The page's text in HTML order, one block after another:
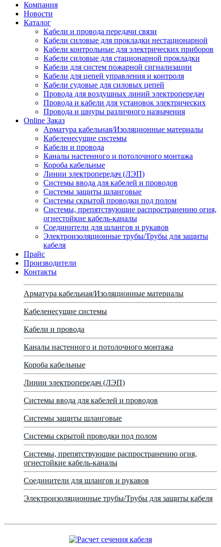
Компания
Новости
Каталог
Кабели и провода передачи связи
Кабели силовые для прокладки нестационарной
Кабели контрольные для электрических приборов
Кабели силовые для стационарной прокладки
Кабели для систем пожарной сигнализации
Кабели для цепей управления и контроля
Кабели судовые для силовых цепей
Провода для воздушных линий электропередач
Провода и кабели для установок электрических
Провода и шнуры различного назначения
Online Заказ
Арматура кабельная/Изоляционные материалы
Кабеленесущие системы
Кабели и провода
Каналы настенного и потолочного монтажа
Короба кабельные
Линии электропередач (ЛЭП)
Системы ввода для кабелей и проводов
Системы защиты шланговые
Системы скрытой проводки под полом
Системы, препятствующие распространению огня,
огнестойкие кабель-каналы
Соединители для шлангов и рукавов
Электроизоляционные трубы/Трубы для защиты
кабеля
Прайс
Производители
Контакты
Арматура кабельная/Изоляционные материалы
Кабеленесущие системы
Кабели и провода
Каналы настенного и потолочного монтажа
Короба кабельные
Линии электропередач (ЛЭП)
Системы ввода для кабелей и проводов
Системы защиты шланговые
Системы скрытой проводки под полом
Системы, препятствующие распространению огня,
огнестойкие кабель-каналы
Соединители для шлангов и рукавов
Электроизоляционные трубы/Трубы для защиты кабеля